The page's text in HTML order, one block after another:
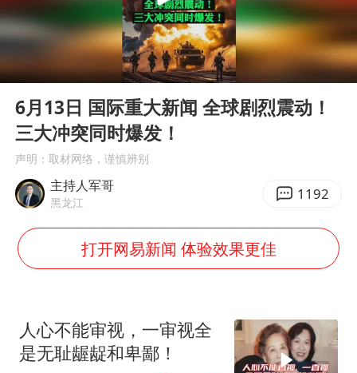
四川宜宾高县4.9级地震致1死
广东雷州通报特教老师招聘违规事件
“新疆阿勒泰八月能滑雪”不实
刘国正说向鹏打得很窝囊
我国外贸延续良好增长态势
陈幸同晋级WTT横滨冠军赛8强
国防部：中国军队坚决反制任何闹海挑衅图谋
宇树科技中一签需缴款7.54万元
两名乘客在飞机上因调节座椅起冲突
今日立秋你咬秋了吗
“今天得有40℃了吧 为啥还不预警”
Play
02:20
6月13日 国际重大新闻 全球剧烈震动！
三大冲突同时爆发！
声明：取材网络，谨慎辨别
主持人军哥
黑龙江 1192
打开网易新闻 体验效果更佳
人心不能审视，一审视全
是无耻龌龊和卑鄙！